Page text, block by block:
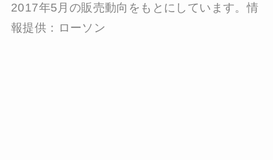
2017年5月の販売動向をもとにしています。情
報提供：ローソン